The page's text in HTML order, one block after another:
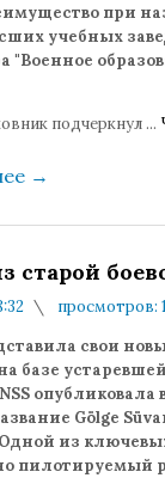
при
учебных
"Военное
подчеркнул ...
→
старой
просмотров:
свои
базе
Gölge
Одной из
пилотируемый